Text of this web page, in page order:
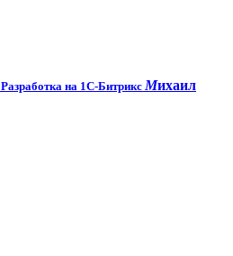
Разработка на 1С-БитриксМихаил